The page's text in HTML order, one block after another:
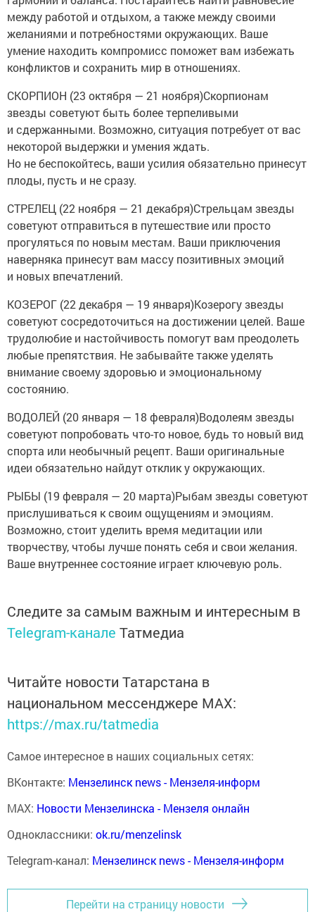
между работой и отдыхом, а также между своими
желаниями и потребностями окружающих. Ваше
умение находить компромисс поможет вам избежать
конфликтов и сохранить мир в отношениях.
СКОРПИОН (23 октября — 21 ноября)Скорпионам
звезды советуют быть более терпеливыми
и сдержанными. Возможно, ситуация потребует от вас
некоторой выдержки и умения ждать.
Но не беспокойтесь, ваши усилия обязательно принесут
плоды, пусть и не сразу.
СТРЕЛЕЦ (22 ноября — 21 декабря)Стрельцам звезды
советуют отправиться в путешествие или просто
прогуляться по новым местам. Ваши приключения
наверняка принесут вам массу позитивных эмоций
и новых впечатлений.
КОЗЕРОГ (22 декабря — 19 января)Козерогу звезды
советуют сосредоточиться на достижении целей. Ваше
трудолюбие и настойчивость помогут вам преодолеть
любые препятствия. Не забывайте также уделять
внимание своему здоровью и эмоциональному
состоянию.
ВОДОЛЕЙ (20 января — 18 февраля)Водолеям звезды
советуют попробовать что-то новое, будь то новый вид
спорта или необычный рецепт. Ваши оригинальные
идеи обязательно найдут отклик у окружающих.
РЫБЫ (19 февраля — 20 марта)Рыбам звезды советуют
прислушиваться к своим ощущениям и эмоциям.
Возможно, стоит уделить время медитации или
творчеству, чтобы лучше понять себя и свои желания.
Ваше внутреннее состояние играет ключевую роль.
Следите за самым важным и интересным в
Telegram-канале Татмедиа
Читайте новости Татарстана в
национальном мессенджере MАХ:
https://max.ru/tatmedia
Самое интересное в наших социальных сетях:
ВКонтакте: Мензелинск news - Мензеля-информ
MAX: Новости Мензелинска - Мензеля онлайн
Одноклассники: ok.ru/menzelinsk
Telegram-канал: Мензелинск news - Мензеля-информ
Перейти на страницу новости